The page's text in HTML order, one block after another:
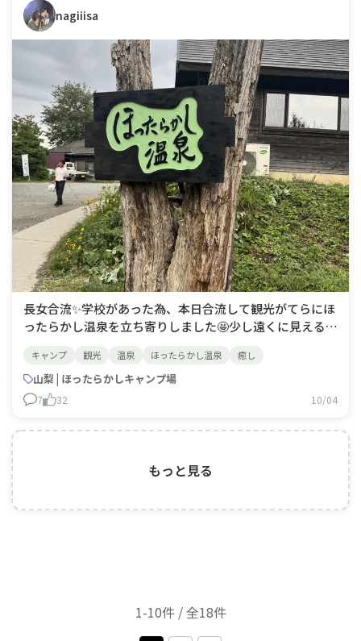
nagiiisa
長女合流✨学校があった為、本日合流して観光がてらにほ
ったらかし温泉を立ち寄りしました🤩少し遠くに見える
たい欲が高まりました🥰 名物の物も食べれて、すごく美
味しいし、温泉は文句がなく、きちんと源泉を引いていて
気持ち良かった〜☺️
キャンプ 観光 温泉 ほったらかし温泉 癒し
山梨 | ほったらかしキャンプ場
7 32 10/04
もっと見る
1-10件 / 全18件